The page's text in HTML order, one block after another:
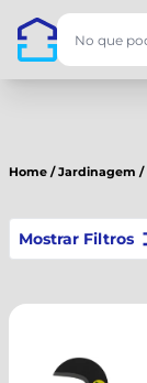
Home /Jardinagem /
Mostrar Filtros